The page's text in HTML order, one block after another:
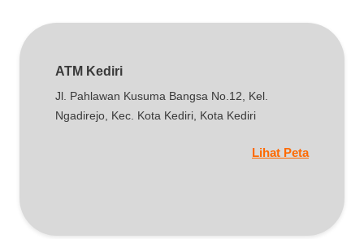
ATM Kediri
Jl. Pahlawan Kusuma Bangsa No.12, Kel.
Ngadirejo, Kec. Kota Kediri, Kota Kediri
Lihat Peta